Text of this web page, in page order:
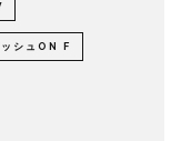
シュON F